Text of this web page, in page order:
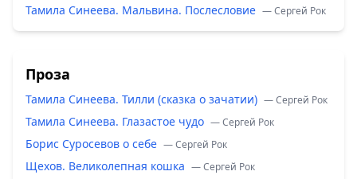
Тамила Синеева. Мальвина. Послесловие — Сергей Рок
Проза
Тамила Синеева. Тилли (сказка о зачатии) — Сергей Рок
Тамила Синеева. Глазастое чудо — Сергей Рок
Борис Суросевов о себе — Сергей Рок
Щехов. Великолепная кошка — Сергей Рок